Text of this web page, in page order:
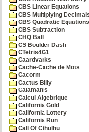
CBS Linear Equations
CBS Multiplying
CBS Quadratic Equations
CBS Subtraction
CHQ Ball
CS Boulder Dash
CTetris4G1
Caardvarks
Cache-Cache de Mots
Cacorm
Cactus Billy
Calamanis
Calcul Algebrique
California Gold
California Lottery
California Run
Call Of Cthulhu